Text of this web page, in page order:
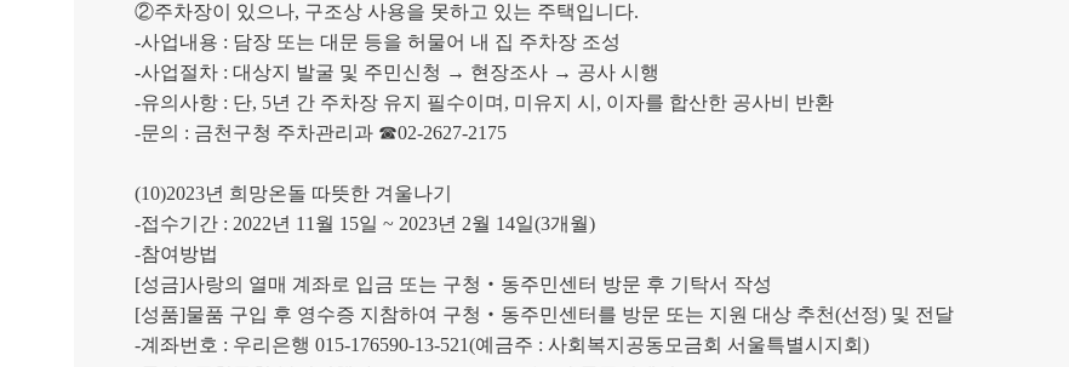
②주차장이 있으나, 구조상 사용을 못하고 있는 주택입니다.
-사업내용 : 담장 또는 대문 등을 허물어 내 집 주차장 조성
-사업절차 : 대상지 발굴 및 주민신청 → 현장조사 → 공사 시행
-유의사항 : 단, 5년 간 주차장 유지 필수이며 , 미유지 시 , 이자를 합산한 공사비 반환
-문의 : 금천구청 주차관리과 ☎02-2627-2175
(10)2023년 희망온돌 따뜻한 겨울나기
-접수기간 : 2022년 11 월 15일 ~ 2023년 2월 14일(3개월)
-참여방법
[성금]사랑의 열매 계좌로 입금 또는 구청 ‧ 동주민센터 방문 후 기탁서 작성
[성품]물품 구입 후 영수증 지참하여 구청 ‧ 동주민센터를 방문 또는 지원 대상 추천(선정) 및 전달
-계좌번호 : 우리은행 015-176590-13-521(예금주 : 사회복지공동모금회 서울특별시지회 )